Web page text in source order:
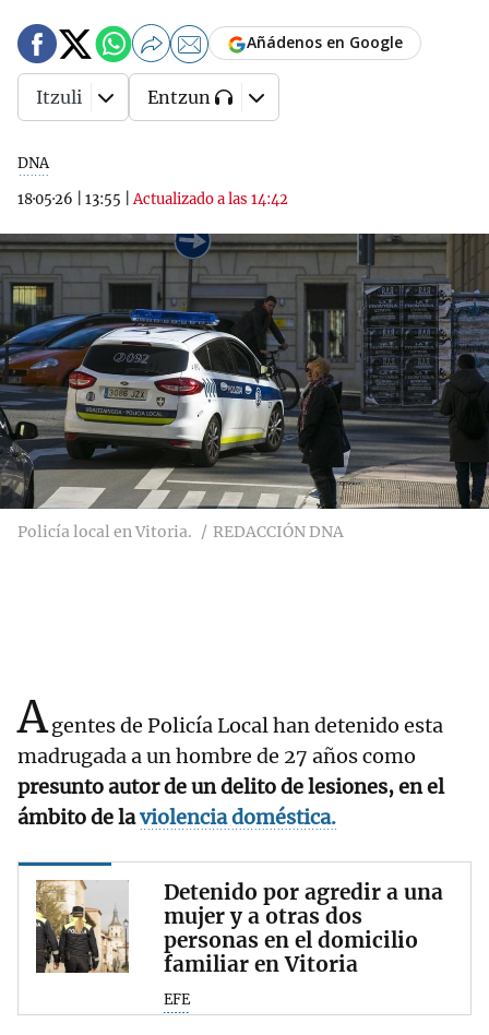
DNA
18·05·26
13:55 |Actualizado a las 14:42
Añádenos en Google
Itzuli Entzun
Policía local en Vitoria. REDACCIÓN DNA
Agentes de Policía Local han detenido esta
madrugada a un hombre de 27 años como
presunto autor de un delito de lesiones, en el
ámbito de laviolencia doméstica.
Detenido por agredir a una
mujer y a otras dos
personas en el domicilio
familiar en Vitoria
EFE